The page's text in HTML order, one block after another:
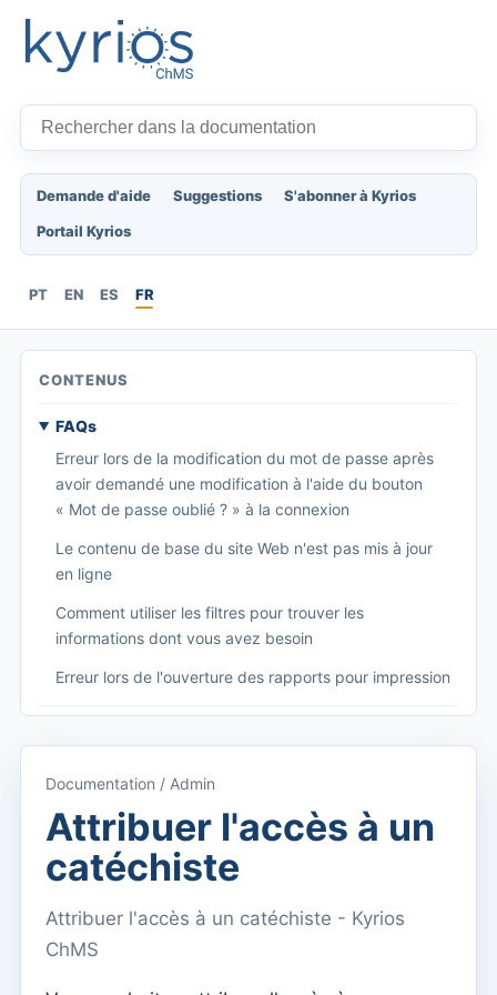
Demande d'aide Suggestions
S'abonner à Kyrios
Portail Kyrios
PT EN ES FR
CONTENUS
FAQs
Erreur lors de la modification du mot de passe après
avoir demandé une modification à l'aide du bouton
« Mot de passe oublié ? » à la connexion
Le contenu de base du site Web n'est pas mis à jour
en ligne
Comment utiliser les filtres pour trouver les
informations dont vous avez besoin
Erreur lors de l'ouverture des rapports pour impression
Menu principal (applications)
Basculer entre les abonnements
Dashboard
Tableau de bord
Documentation / Admin
Attribuer l'accès à un
catéchiste
Attribuer l'accès à un catéchiste - Kyrios
ChMS